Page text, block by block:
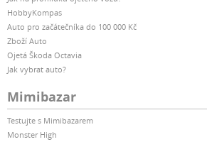
HobbyKompas
Auto pro začátečníka do 100 000 Kč
Zboží Auto
Ojetá Škoda Octavia
Jak vybrat auto?
Mimibazar
Testujte s Mimibazarem
Monster High